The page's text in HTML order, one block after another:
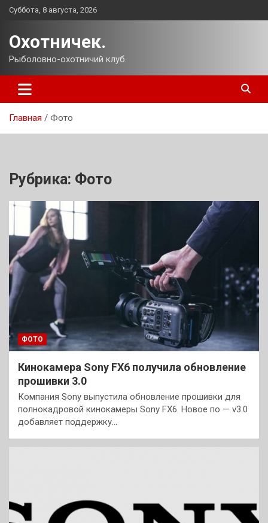
Перейти
Суббота, 8 августа, 2026
Охотничек.
Рыболовно-охотничий клуб.
Главная Фото
Рубрика: Фото
ФОТО
Кинокамера Sony FX6 получила обновление
прошивки 3.0
Компания Sony выпустила обновление прошивки для
полнокадровой кинокамеры Sony FX6. Новое по — v3.0
добавляет поддержку…